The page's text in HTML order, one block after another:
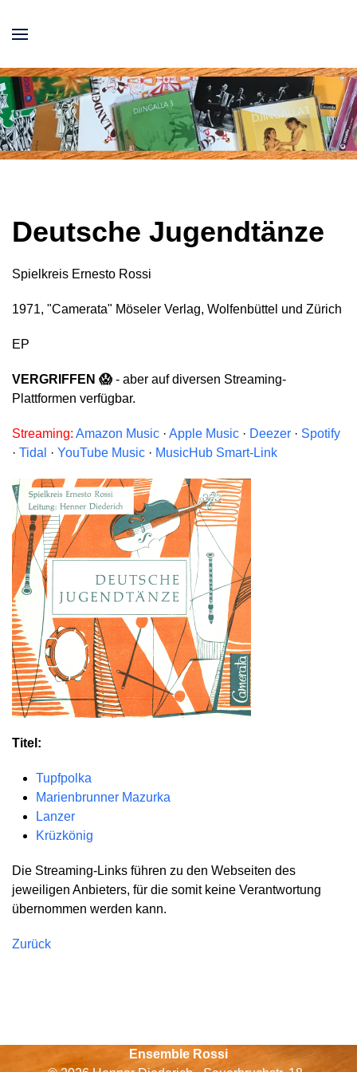
Deutsche Jugendtänze
Spielkreis Ernesto Rossi
1971, "Camerata" Möseler Verlag, Wolfenbüttel und Zürich
EP
VERGRIFFEN 😱 - aber auf diversen Streaming-
Plattformen verfügbar.
Streaming: Amazon Music · Apple Music · Deezer · Spotify
· Tidal · YouTube Music · MusicHub Smart-Link
Titel:
Tupfpolka
Marienbrunner Mazurka
Lanzer
Krüzkönig
Die Streaming-Links führen zu den Webseiten des
jeweiligen Anbieters, für die somit keine Verantwortung
übernommen werden kann.
Zurück
Ensemble Rossi